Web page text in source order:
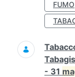
FUMO
- 31